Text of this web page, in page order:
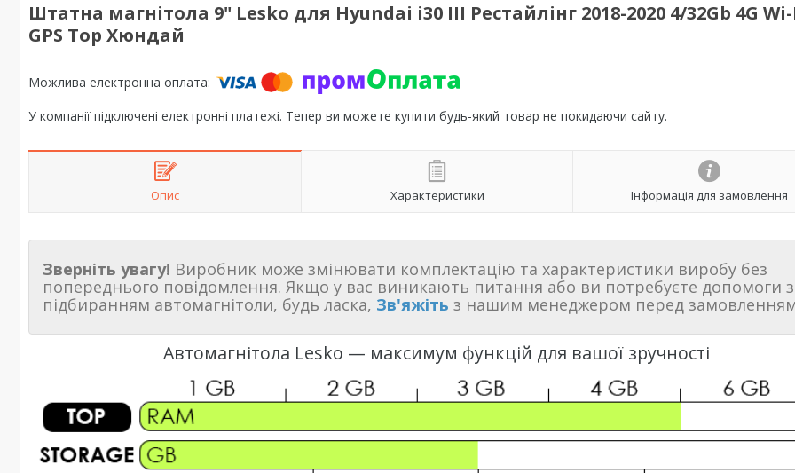
Штатна магнітола 9" Lesko для Hyundai i30 III Рестайлінг 2018-2020 4/32Gb 4G
GPS Top Хюндай
У компанії підключені електронні платежі. Тепер ви можете купити будь-який товар не покидаючи сайту.
Опис Характеристики Інформація для замовлення
Зверніть увагу! Виробник може змінювати комплектацію та характеристики виробу без
попереднього повідомлення. Якщо у вас виникають питання або ви потребуєте допомоги з
підбиранням автомагнітоли, будь ласка, Зв'яжіть з нашим менеджером перед
Автомагнітола Lesko — максимум функцій для вашої зручності